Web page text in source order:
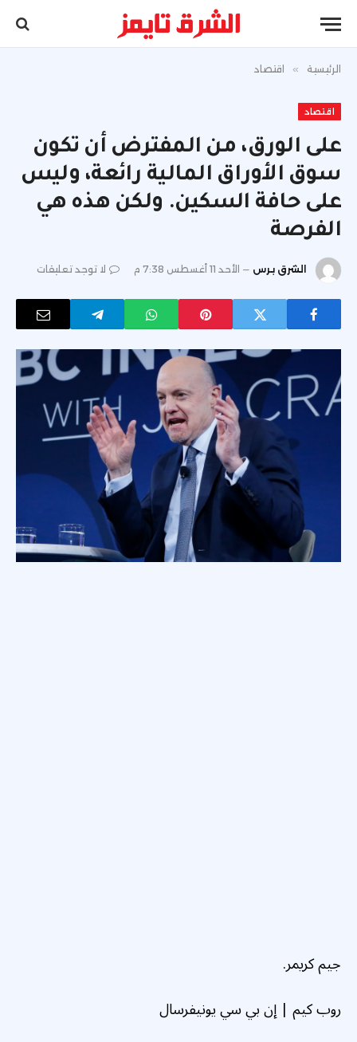
الرئيسية » اقتصاد
اقتصاد
على الورق، من المفترض أن تكون
سوق الأوراق المالية رائعة، وليس
على حافة السكين. ولكن هذه هي
الفرصة
الشرق برس الأحد 11 أغسطس 7:38 م لا توجد تعليقات
جيم كريمر.
روب كيم | إن بي سي يونيفرسال